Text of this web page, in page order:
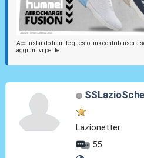
Acquistando tramite questo link contribuisci a
aggiuntivi per te.
Lazionetter
55